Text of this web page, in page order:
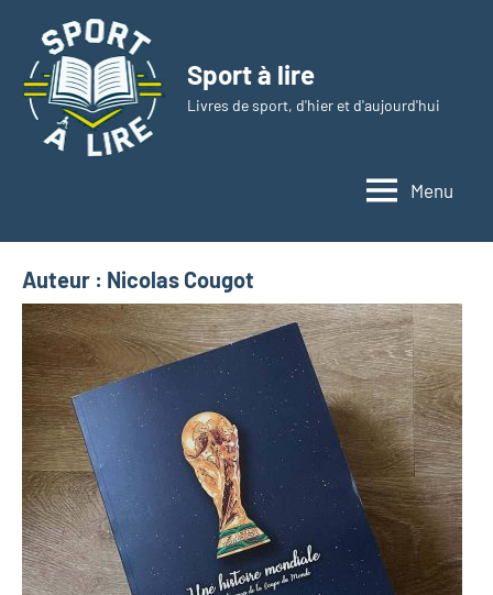
contenu
Sport à lire
Livres de sport, d'hier et d'aujourd'hui
Menu
Auteur : Nicolas Cougot